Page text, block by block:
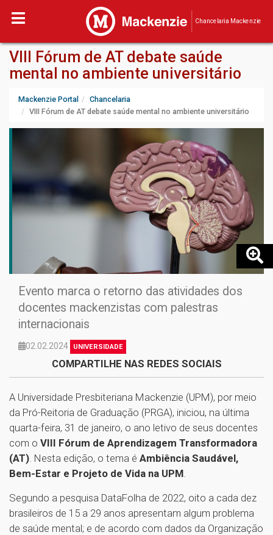
Chancelaria Mackenzie
VIII Fórum de AT debate saúde
mental no ambiente universitário
Mackenzie Portal
Chancelaria
VIII Fórum de AT debate saúde mental no ambiente universitário
Evento marca o retorno das atividades dos
docentes mackenzistas com palestras
internacionais
02.02.2024 UNIVERSIDADE
COMPARTILHE NAS REDES SOCIAIS
A Universidade Presbiteriana Mackenzie (UPM), por meio
da Pró-Reitoria de Graduação (PRGA), iniciou, na última
quarta-feira, 31 de janeiro, o ano letivo de seus docentes
com o VIII Fórum de Aprendizagem Transformadora
(AT) . Nesta edição, o tema é Ambiência Saudável,
Bem-Estar e Projeto de Vida na UPM
Segundo a pesquisa DataFolha de 2022, oito a cada dez
brasileiros de 15 a 29 anos apresentam algum problema
de saúde mental; e de acordo com dados da Organização